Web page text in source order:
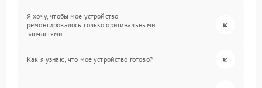
Я хочу, чтобы мое устройство
ремонтировалось только оригинальными
запчастями.
Как я узнаю, что мое устройство готово?